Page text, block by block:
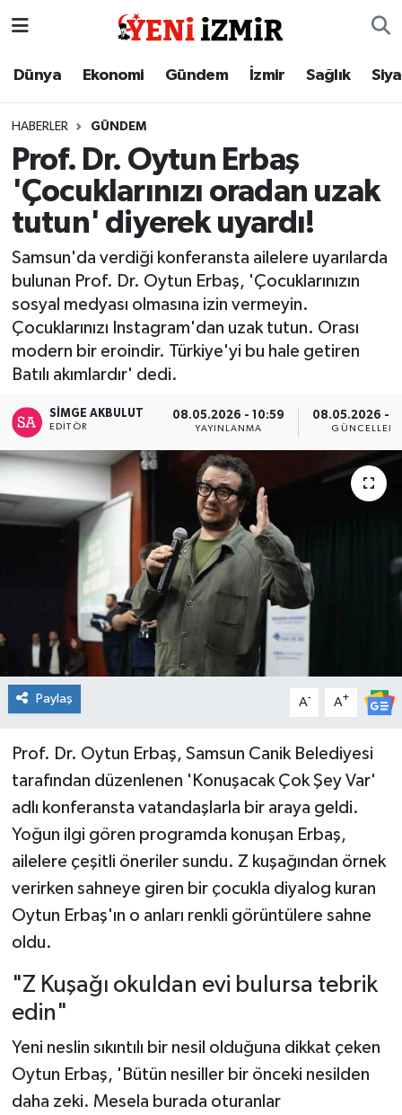
Dünya Ekonomi Gündem İzmir Sağlık
HABERLER GÜNDEM
Prof. Dr. Oytun Erbaş
'Çocuklarınızı oradan uzak
tutun' diyerek uyardı!
Samsun'da verdiği konferansta ailelere uyarılarda
bulunan Prof. Dr. Oytun Erbaş, 'Çocuklarınızın
sosyal medyası olmasına izin vermeyin.
Çocuklarınızı Instagram'dan uzak tutun. Orası
modern bir eroindir. Türkiye'yi bu hale getiren
Batılı akımlardır' dedi.
SIMGE AKBULUT
EDITÖR
08.05.2026 - 10:59
YAYINLANMA
08.05.2026 -
Paylaş A- A+
Prof. Dr. Oytun Erbaş, Samsun Canik Belediyesi
tarafından düzenlenen 'Konuşacak Çok Şey Var'
adlı konferansta vatandaşlarla bir araya geldi.
Yoğun ilgi gören programda konuşan Erbaş,
ailelere çeşitli öneriler sundu. Z kuşağından örnek
verirken sahneye giren bir çocukla diyalog kuran
Oytun Erbaş'ın o anları renkli görüntülere sahne
oldu.
"Z Kuşağı okuldan evi bulursa tebrik
edin"
Yeni neslin sıkıntılı bir nesil olduğuna dikkat çeken
Oytun Erbaş, 'Bütün nesiller bir önceki nesilden
daha zeki. Mesela burada oturanlar
Dünya
Gündem
İzmir
Sağlık
Siyaset
Magazin
Spor
Teknoloji
Tatil ve Seyahat
Çevre
Okul Gazetesi
İzmir Nöbetçi Eczaneler
İzmir Namaz Vakitleri
İzmir Trafik Yoğunluk Haritası
Süper Lig Puan Durumu ve Fikstür
Tüm Manşetler
Son Dakika Haberleri